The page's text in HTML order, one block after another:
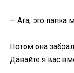
— Ага, это папка
Потом она
Давайте я вас